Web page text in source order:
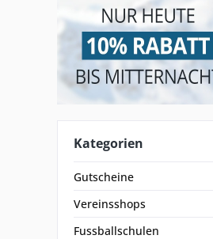
Kategorien
Gutscheine
Vereinsshops
Fussballschulen